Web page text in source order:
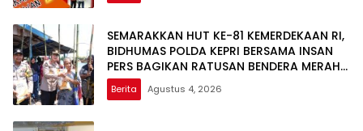
SEMARAKKAN HUT KE-81 KEMERDEKAAN RI,
BIDHUMAS POLDA KEPRI BERSAMA INSAN
PERS BAGIKAN RATUSAN BENDERA MERAH
PUTIH DAN BANTUAN SOSIAL
Berita Agustus 4, 2026